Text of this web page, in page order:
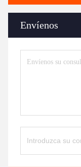
Envíenos